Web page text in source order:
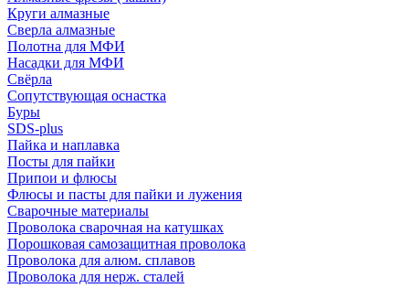
Круги алмазные
Сверла алмазные
Полотна для МФИ
Насадки для МФИ
Свёрла
Сопутствующая оснастка
Буры
SDS-plus
Пайка и наплавка
Посты для пайки
Припои и флюсы
Флюсы и пасты для пайки и лужения
Сварочные материалы
Проволока сварочная на катушках
Порошковая самозащитная проволока
Проволока для алюм. сплавов
Проволока для нерж. сталей